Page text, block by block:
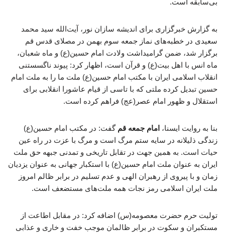
بی‌سابقه است.
به گزارش خبرگزاری برای اندیشه سازان نور، آیت‌الله سید محمد
سعیدی در خطبه‌های نماز جمعه سوم بهمن در مصلای قدس قم
برگزار شد، ضمن گرامیداشت ولادت امام حسین(ع) و ماه شعبان،
ماه انس با اهل بیت(ع) و قرآن است، اظهار کرد: پیوند ناگسستنی
انقلاب اسلامی ایران با مکتب امام حسین(ع) ملت ما را به ملت امام
حسین تبدیل کرده ملتی که با تاسی از قیام عاشورا انقلابی برای
استقلال و ظهور امام عصر(عج) فراهم کرده است.
بنا به روایت ایسنا، امام جمعه قمگفت: در مکتب امام حسین(ع)
زندگی ذلیلانه در سایه ستم مرگ است و مرگ با عزت در راه عین
حیات است. به همین جهت در تقابل تاریخی و تمدنی جبهه حق ملت
ایران به عنوان ملت امام حسین(ع) با استکبار جهانی به عنوان یزدیان
زمان و با پیروی از رهبران الهی و عدم تسلیم در برابر ظالم امروز
ملت ایران اسلامی رمز نجات همه ملت‌های مستضعف است.
تولیت حرم حضرت معصومه(س) اضافه کرد: در مقابل اطاعت از
مستکبران و سکوت در برابر ظالمان موجب خفت و خاری و عذابی